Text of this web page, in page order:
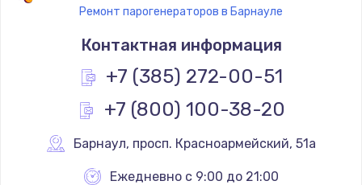
Замена термостата
1200 руб.
Заказать
Замена реле
Ремонт парогенераторов в Барнауле
Контактная информация
+7 (385) 272-00-51
+7 (800) 100-38-20
Барнаул, просп. Красноармейский, 51а
Ежедневно с 9:00 до 21:00